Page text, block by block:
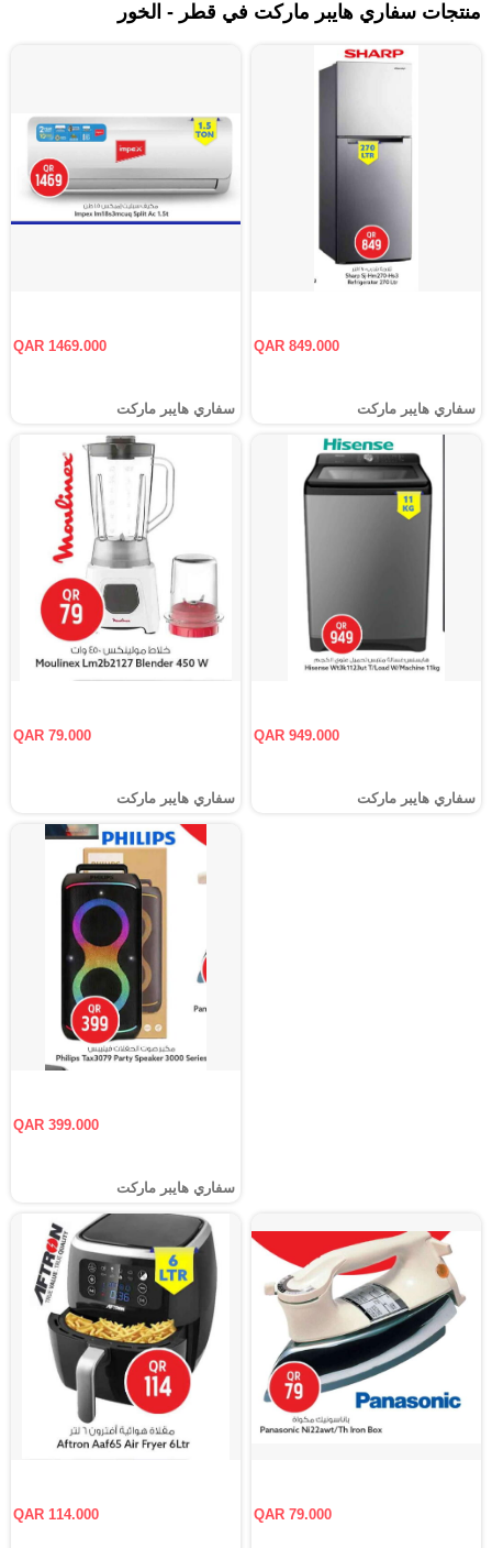
منتجات سفاري هايبر ماركت في قطر - الخور
QAR 849.000
سفاري هايبر ماركت
QAR 1469.000
سفاري هايبر ماركت
QAR 949.000
سفاري هايبر ماركت
QAR 79.000
سفاري هايبر ماركت
QAR 399.000
سفاري هايبر ماركت
QAR 79.000
QAR 114.000